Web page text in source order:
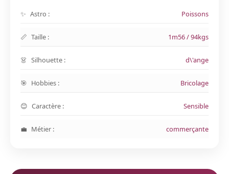
Astro : Poissons
Taille : 1m56 / 94kgs
Silhouette : d\'ange
Hobbies : Bricolage
Caractère : Sensible
Métier : commerçante